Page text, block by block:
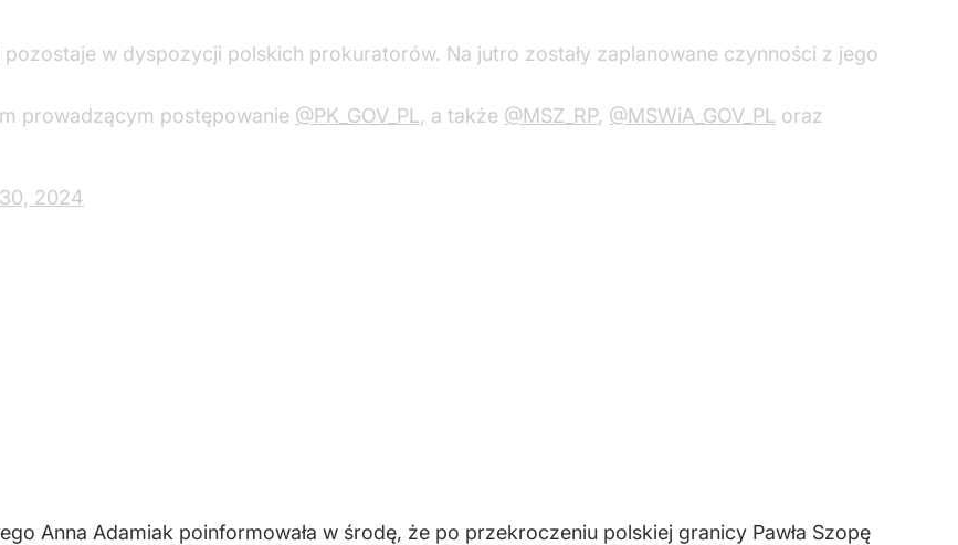
pozostaje w dyspozycji polskich prokuratorów. Na jutro zostały zaplanowane czynności z jego
prowadzącym postępowanie @PK_GOV_PL, a także @MSZ_RP, @MSWiA_GOV_PL oraz
2024
Anna Adamiak poinformowała w środę, że po przekroczeniu polskiej granicy Pawła Szopę